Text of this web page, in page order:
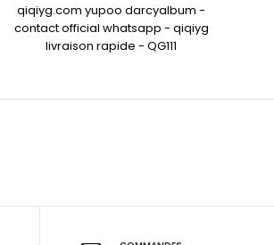
qiqiyg.com yupoo darcyalbum -
contact official whatsapp - qiqiyg
livraison rapide - QG111